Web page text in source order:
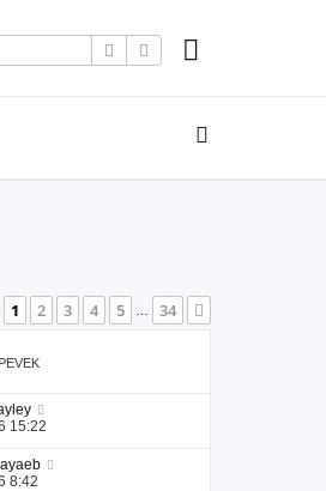
IskanjeNapredno iskanje
Stran 1od34
1 2 3 4 5 34
15:22
8:42